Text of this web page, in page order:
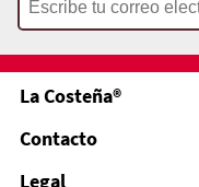
La Costeña®
Contacto
Legal